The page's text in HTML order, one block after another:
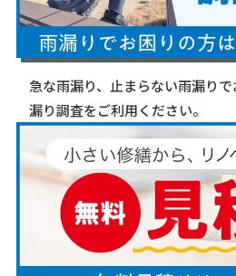
急な雨漏り、止まらない雨漏り
漏り調査をご利用ください。